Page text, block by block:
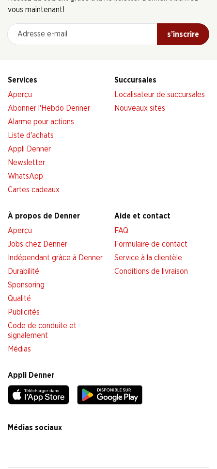
vous maintenant!
Adresse e-mail
s’inscrire
Services
Aperçu
Abonner l'Hebdo Denner
Alarme pour actions
Liste d'achats
Appli Denner
Newsletter
WhatsApp
Cartes cadeaux
Succursales
Localisateur de succursales
Nouveaux sites
À propos de Denner
Aperçu
Jobs chez Denner
Indépendant grâce à Denner
Durabilité
Sponsoring
Qualité
Publicités
Code de conduite et
signalement
Médias
Aide et contact
FAQ
Formulaire de contact
Service à la clientèle
Conditions de livraison
Appli Denner
Médias sociaux